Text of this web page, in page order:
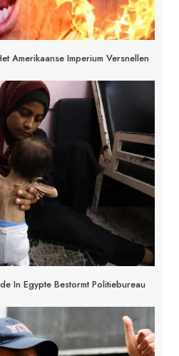
Amerikaanse Imperium Versnellen
In Egypte Bestormt Politiebureau